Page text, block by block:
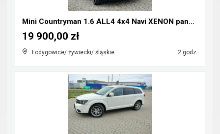
Mini Countryman 1.6 ALL4 4x4 Navi XENON panorama
Łodygowice/ żywiecki/ śląskie 2 godz.
19 900,00 zł